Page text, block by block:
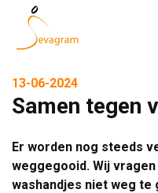
13-06-2024
Samen tegen
Er worden nog steeds
weggegooid. Wij
washandjes niet weg te